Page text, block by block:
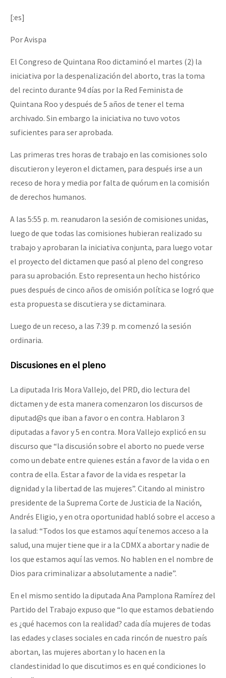
La Sexta
AutonomÍa y Resistencia
Migración
Presos
Niñxs
ETIQUETAS
MULTIMEDIA
Audio
Fotorreportaje
Video
Otras secciones
Semillero Guerra contra la Humanidad. (Las poblaciones y
la naturaleza bajo asedio)
Libros para descargar
COVID-19
Eventos
Contacto
Dia 1: Encontro “Guerra contra a Humanidade”
[CDMX – 20 julio] Jornadas globales por la libertad de Jesús
Se o México sabe, que o mundo saiba! Nossas lutas pela
[:es]
Por Avispa
El Congreso de Quintana Roo dictaminó el martes (2) la
iniciativa por la despenalización del aborto, tras la toma
del recinto durante 94 días por la Red Feminista de
Quintana Roo y después de 5 años de tener el tema
archivado. Sin embargo la iniciativa no tuvo votos
suficientes para ser aprobada.
Las primeras tres horas de trabajo en las comisiones solo
discutieron y leyeron el dictamen, para después irse a un
receso de hora y media por falta de quórum en la comisión
de derechos humanos.
A las 5:55 p. m. reanudaron la sesión de comisiones unidas,
luego de que todas las comisiones hubieran realizado su
trabajo y aprobaran la iniciativa conjunta, para luego votar
el proyecto del dictamen que pasó al pleno del congreso
para su aprobación. Esto representa un hecho histórico
pues después de cinco años de omisión política se logró que
esta propuesta se discutiera y se dictaminara.
Luego de un receso, a las 7:39 p. m comenzó la sesión
ordinaria.
Discusiones en el pleno
La diputada Iris Mora Vallejo, del PRD, dio lectura del
dictamen y de esta manera comenzaron los discursos de
diputad@s que iban a favor o en contra. Hablaron 3
diputadas a favor y 5 en contra. Mora Vallejo explicó en su
discurso que “la discusión sobre el aborto no puede verse
como un debate entre quienes están a favor de la vida o en
contra de ella. Estar a favor de la vida es respetar la
dignidad y la libertad de las mujeres”. Citando al ministro
presidente de la Suprema Corte de Justicia de la Nación,
Andrés Eligio, y en otra oportunidad habló sobre el acceso a
la salud: “Todos los que estamos aquí tenemos acceso a la
salud, una mujer tiene que ir a la CDMX a abortar y nadie de
los que estamos aquí las vemos. No hablen en el nombre de
Dios para criminalizar a absolutamente a nadie”.
En el mismo sentido la diputada Ana Pamplona Ramírez del
Partido del Trabajo expuso que “lo que estamos debatiendo
es ¿qué hacemos con la realidad? cada día mujeres de todas
las edades y clases sociales en cada rincón de nuestro país
abortan, las mujeres abortan y lo hacen en la
clandestinidad lo que discutimos es en qué condiciones lo